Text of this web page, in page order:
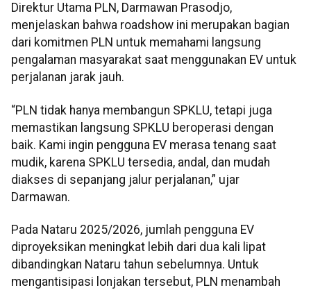
Direktur Utama PLN, Darmawan Prasodjo,
menjelaskan bahwa roadshow ini merupakan bagian
dari komitmen PLN untuk memahami langsung
pengalaman masyarakat saat menggunakan EV untuk
perjalanan jarak jauh.
“PLN tidak hanya membangun SPKLU, tetapi juga
memastikan langsung SPKLU beroperasi dengan
baik. Kami ingin pengguna EV merasa tenang saat
mudik, karena SPKLU tersedia, andal, dan mudah
diakses di sepanjang jalur perjalanan,” ujar
Darmawan.
Pada Nataru 2025/2026, jumlah pengguna EV
diproyeksikan meningkat lebih dari dua kali lipat
dibandingkan Nataru tahun sebelumnya. Untuk
mengantisipasi lonjakan tersebut, PLN menambah